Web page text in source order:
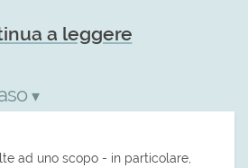
a leggere
▾
ad uno scopo - in particolare,